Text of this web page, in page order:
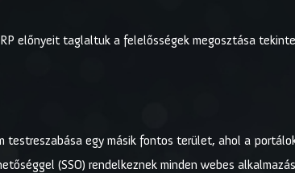
előnyeit taglaltuk a felelősségek megosztása
egy másik fontos terület, ahol a
(SSO) rendelkeznek minden webes